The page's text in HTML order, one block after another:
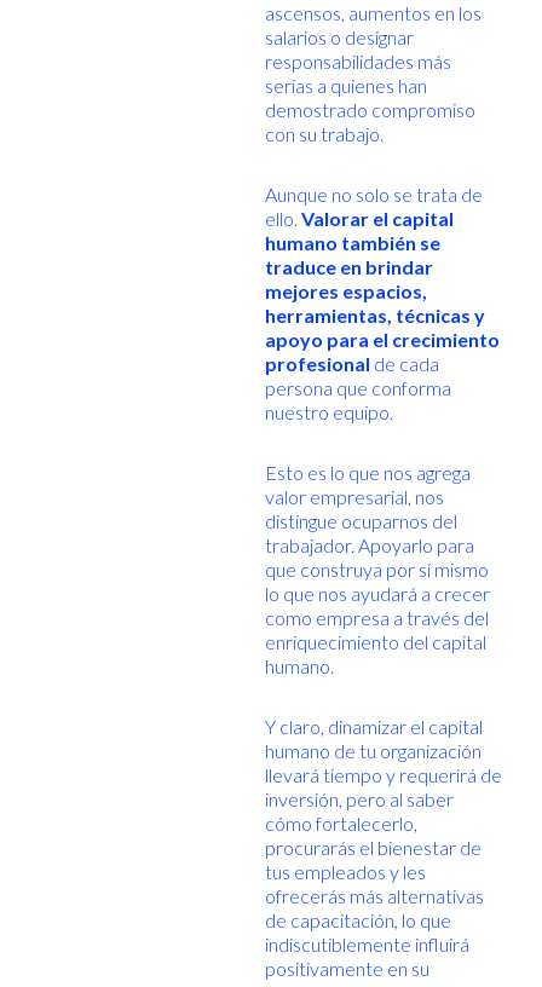
ascensos, aumentos en los
salarios o designar
responsabilidades más
serias a quienes han
demostrado compromiso
con su trabajo.
Aunque no solo se trata de
ello. Valorar el capital
humano también se
traduce en brindar
mejores espacios,
herramientas, técnicas y
apoyo para el crecimiento
profesional de cada
persona que conforma
nuestro equipo.
Esto es lo que nos agrega
valor empresarial, nos
distingue ocuparnos del
trabajador. Apoyarlo para
que construya por sí mismo
lo que nos ayudará a crecer
como empresa a través del
enriquecimiento del capital
humano.
Y claro, dinamizar el capital
humano de tu organización
llevará tiempo y requerirá de
inversión, pero al saber
cómo fortalecerlo,
procurarás el bienestar de
tus empleados y les
ofrecerás más alternativas
de capacitación, lo que
indiscutiblemente influirá
positivamente en su